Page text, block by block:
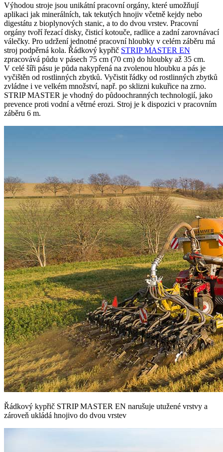
Výhodou stroje jsou unikátní pracovní orgány, které umožňují
aplikaci jak minerálních, tak tekutých hnojiv včetně kejdy nebo
digestátu z bioplynových stanic, a to do dvou vrstev. Pracovní
orgány tvoří řezací disky, čisticí kotouče, radlice a zadní zarovnávací
válečky. Pro udržení jednotné pracovní hloubky v celém záběru má
stroj podpěrná kola. Řádkový kypřič STRIP MASTER EN
zpracovává půdu v pásech 75 cm (70 cm) do hloubky až 35 cm.
V celé šíři pásu je půda nakypřená na zvolenou hloubku a pás je
vyčištěn od rostlinných zbytků. Vyčistit řádky od rostlinných zbytků
zvládne i ve velkém množství, např. po sklizni kukuřice na zrno.
STRIP MASTER je vhodný do půdoochranných technologií, jako
prevence proti vodní a větrné erozi. Stroj je k dispozici v pracovním
záběru 6 m.
Řádkový kypřič STRIP MASTER EN narušuje utužené vrstvy a
zároveň ukládá hnojivo do dvou vrstev